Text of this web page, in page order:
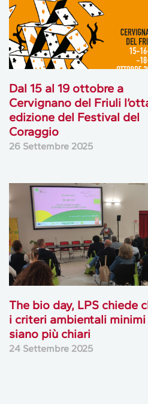
Dal 15 al 19 ottobre a
Cervignano del Friuli
edizione del Festival del
Coraggio
26 Settembre 2025
The bio day, LPS chiede
i criteri ambientali minimi
siano più chiari
24 Settembre 2025